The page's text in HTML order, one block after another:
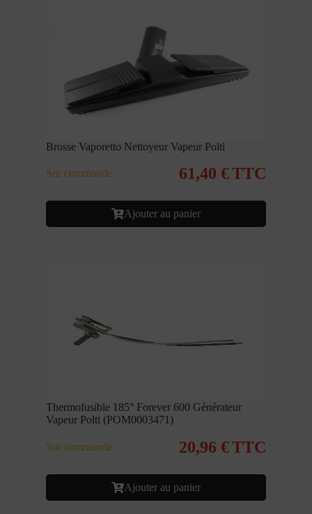
Brosse Vaporetto Nettoyeur Vapeur Polti
Sur commande 61,40 €TTC
Ajouter au panier
Thermofusible 185° Forever 600 Générateur
Vapeur Polti (POM0003471)
Sur commande 20,96 €TTC
Ajouter au panier